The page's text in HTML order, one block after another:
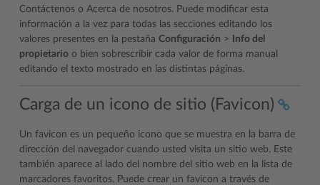
Contáctenos o Acerca de nosotros. Puede modificar esta
información a la vez para todas las secciones editando los
valores presentes en la pestaña Configuración >
Info del
propietario o bien sobrescribir cada valor de forma manual
editando el texto mostrado en las distintas páginas.
Carga de un icono de sitio (Favicon)
Un favicon es un pequeño icono que se muestra en la barra de
dirección del navegador cuando usted visita un sitio web. Este
también aparece al lado del nombre del sitio web en la lista de
marcadores favoritos. Puede crear un favicon a través de